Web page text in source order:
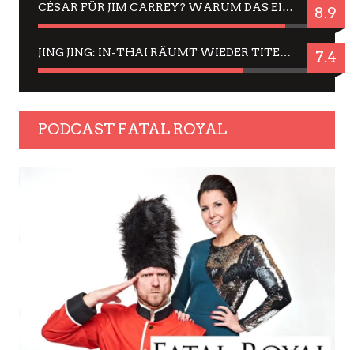
CÉSAR FÜR JIM CARREY? WARUM DAS EINER DER NERVIGSTEN ACTORS IST UND BLEIBT 8.9
JING JING: IN-THAI RÄUMT WIEDER TITEL AB – EIN ZWEI-STUNDEN-ERLEBNISBERICHT 7.4
PODCAST FATAL ROYAL